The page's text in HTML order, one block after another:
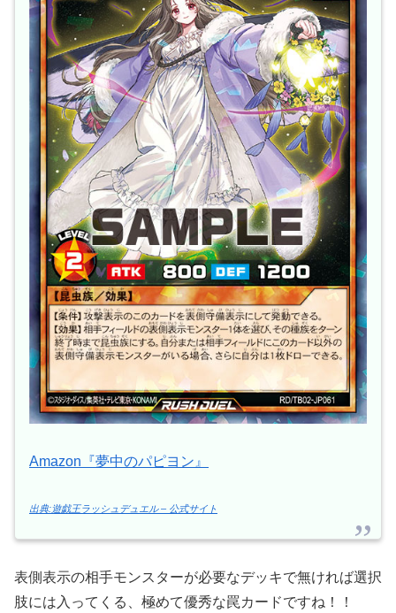
Amazon『夢中のパピヨン』
出典:遊戯王ラッシュデュエル – 公式サイト
表側表示の相手モンスターが必要なデッキで無ければ選択
肢には入ってくる、極めて優秀な罠カードですね！！